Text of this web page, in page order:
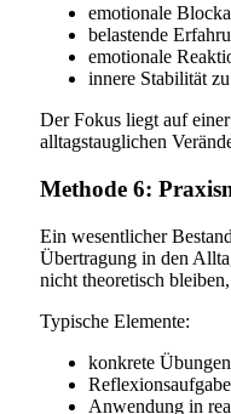
emotionale
belastende
emotionale
innere Stabilität
Der Fokus liegt auf
alltagstauglichen
Methode 6:
Ein wesentlicher
Übertragung in den
nicht theoretisch
Typische Elemente:
konkrete
Anwendung in